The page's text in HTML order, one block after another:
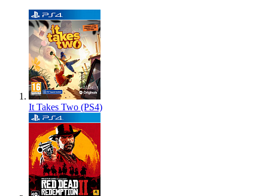
It Takes Two (PS4)